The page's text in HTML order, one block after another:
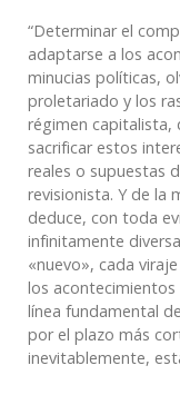
“Determinar el
adaptarse a los
minucias políticas,
proletariado y los
régimen capitalista,
sacrificar estos
reales o supuestas
revisionista. Y de la
deduce, con toda
infinitamente
«nuevo», cada
los acontecimientos
línea fundamental
por el plazo más
inevitablemente,